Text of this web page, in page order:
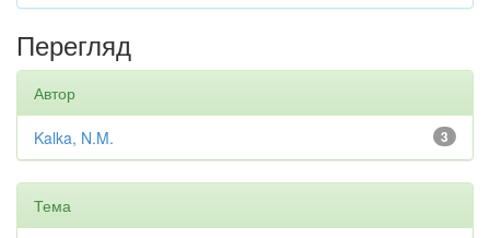
Перегляд
Автор
3
Kalka, N.M.
Тема